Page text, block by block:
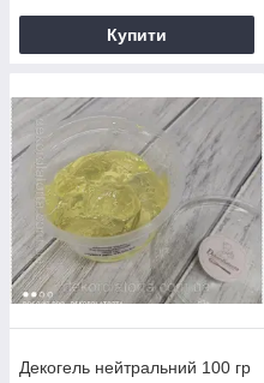
Купити
Декогель нейтральний 100 гр